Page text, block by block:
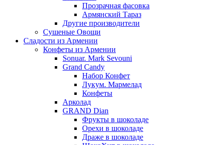
Прозрачная фасовка
Армянский Тараз
Другие производители
Сушеные Овощи
Сладости из Армении
Конфеты из Армении
Sonuar. Mark Sevouni
Grand Candy
Набор Конфет
Лукум. Мармелад
Конфеты
Арколад
GRAND Dian
Фрукты в шоколаде
Орехи в шоколаде
Драже в шоколаде